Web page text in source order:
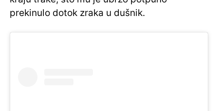
prekinulo dotok zraka u dušnik.